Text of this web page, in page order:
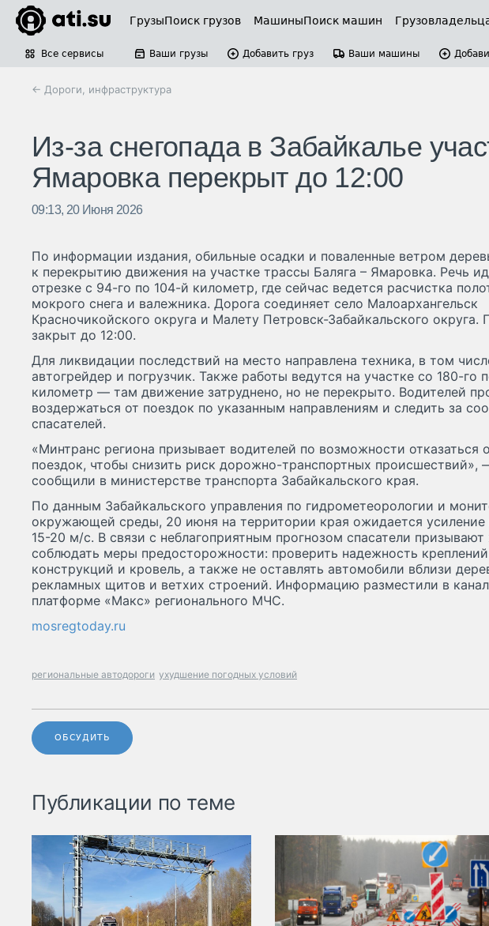
ГрузыПоиск грузов МашиныПоиск машин
Все сервисы Ваши грузы Добавить груз Ваши машины
← Дороги, инфраструктура
Из-за снегопада в Забайкалье
Ямаровка перекрыт до 12:00
09:13, 20 Июня 2026
По информации издания, обильные осадки и поваленные ветром
к перекрытию движения на участке трассы Баляга – Ямаровка. Речь
отрезке с 94-го по 104-й километр, где сейчас ведется расчистка
мокрого снега и валежника. Дорога соединяет село Малоархангельск
Красночикойского округа и Малету Петровск-Забайкальского округа.
закрыт до 12:00.
Для ликвидации последствий на место направлена техника, в том
автогрейдер и погрузчик. Также работы ведутся на участке со 180-го
километр — там движение затруднено, но не перекрыто. Водителей
воздержаться от поездок по указанным направлениям и следить за
спасателей.
«Минтранс региона призывает водителей по возможности отказаться
поездок, чтобы снизить риск дорожно-транспортных происшествий»,
сообщили в министерстве транспорта Забайкальского края.
По данным Забайкальского управления по гидрометеорологии и
окружающей среды, 20 июня на территории края ожидается усиление
15-20 м/с. В связи с неблагоприятным прогнозом спасатели призывают
соблюдать меры предосторожности: проверить надежность креплений
конструкций и кровель, а также не оставлять автомобили вблизи
рекламных щитов и ветхих строений. Информацию разместили в
платформе «Макс» регионального МЧС.
mosregtoday.ru
региональные автодороги ухудшение погодных условий
ОБСУДИТЬ
Публикации по теме